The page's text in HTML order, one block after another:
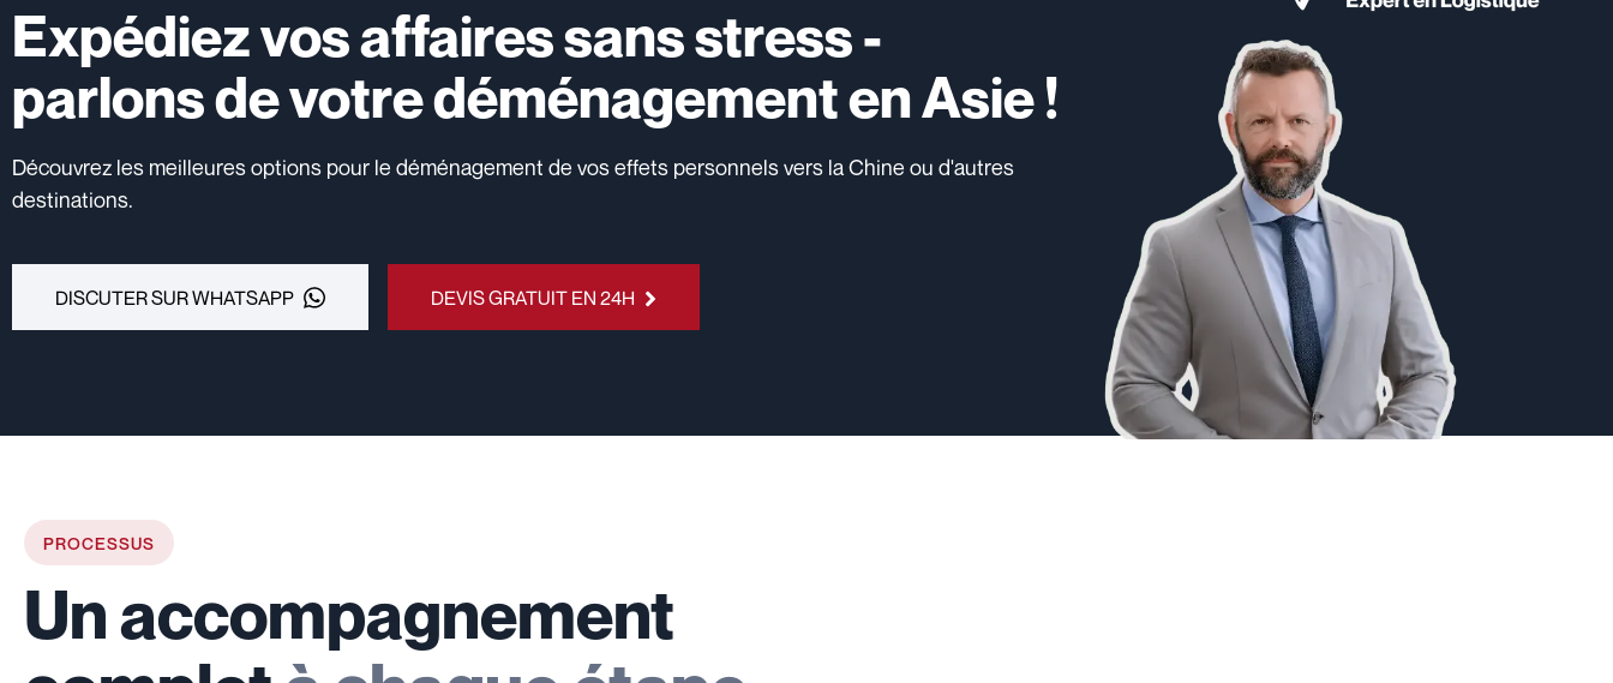
Expédiez vos affaires sans stress -
parlons de votre déménagement en Asie !
Découvrez les meilleures options pour le déménagement de vos effets personnels vers la Chine ou d'autres
destinations.
DISCUTER SUR WHATSAPP DEVIS GRATUIT EN 24H
PROCESSUS
Un accompagnement